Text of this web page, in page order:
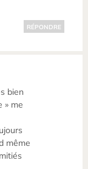
RÉPONDRE
bien
» me
même